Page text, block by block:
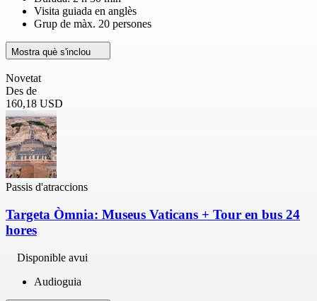
Visita guiada en anglès
Grup de màx. 20 persones
Mostra què s'inclou
Novetat
Des de
160,18 USD
Passis d'atraccions
Targeta Òmnia: Museus Vaticans + Tour en bus 24
hores
Disponible avui
Audioguia